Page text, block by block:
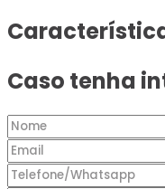
Caso tenha